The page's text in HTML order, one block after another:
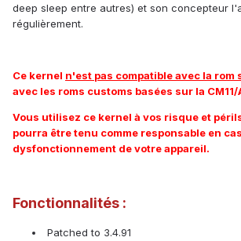
deep sleep entre autres) et son concepteur
régulièrement.
Ce kernel n'est pas compatible avec la rom
avec les roms customs basées sur la CM11/
Vous utilisez ce kernel à vos risque et
pourra être tenu comme responsable en
dysfonctionnement de votre appareil.
Fonctionnalités :
Patched to 3.4.91